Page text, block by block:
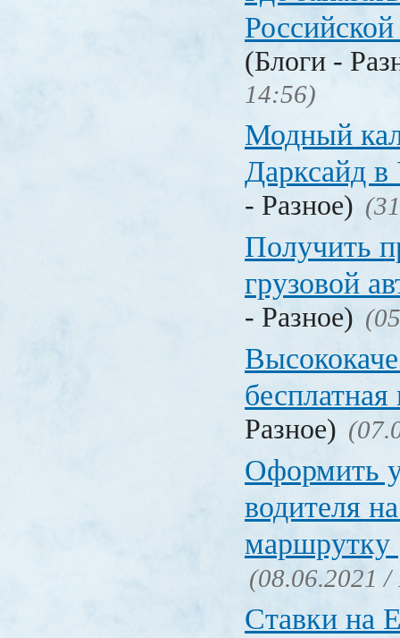
(Блоги -
14:56)
Модный
Дарксайд в
- Разное)
Получить
грузовой
- Разное)
Разное)
Оформить
водителя
маршрутку
(08.06.2021 /
Ставки на